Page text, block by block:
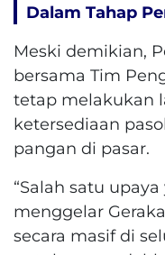
Dalam Tahap
Meski demikian,
bersama Tim
tetap melakukan
ketersediaan
pangan di pasar.
“Salah satu
menggelar
secara masif di